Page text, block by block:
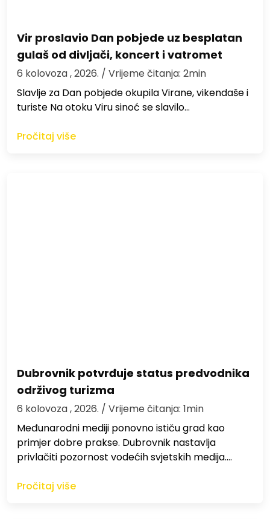
Vir proslavio Dan pobjede uz besplatan
gulaš od divljači, koncert i vatromet
6 kolovoza , 2026. / Vrijeme čitanja: 2min
Slavlje za Dan pobjede okupila Virane, vikendaše i
turiste Na otoku Viru sinoć se slavilo…
Pročitaj više
Dubrovnik potvrđuje status predvodnika
održivog turizma
6 kolovoza , 2026. / Vrijeme čitanja: 1min
Međunarodni mediji ponovno ističu grad kao
primjer dobre prakse. Dubrovnik nastavlja
privlačiti pozornost vodećih svjetskih medija.…
Pročitaj više